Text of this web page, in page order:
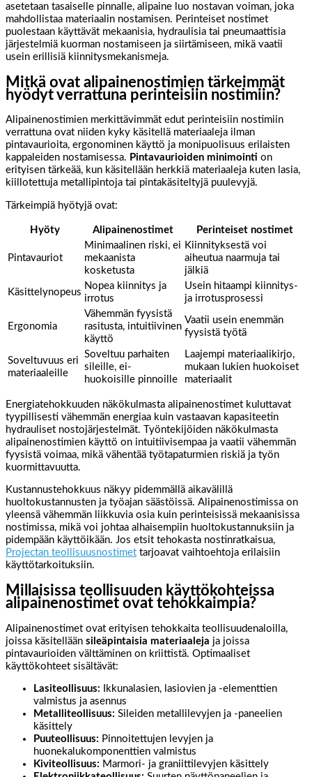
asetetaan tasaiselle pinnalle, alipaine luo nostavan voiman, joka
mahdollistaa materiaalin nostamisen. Perinteiset nostimet
puolestaan käyttävät mekaanisia, hydraulisia tai pneumaattisia
järjestelmiä kuorman nostamiseen ja siirtämiseen, mikä vaatii
usein erillisiä kiinnitysmekanismeja.
Mitkä ovat alipainenostimien tärkeimmät
hyödyt verrattuna perinteisiin nostimiin?
Alipainenostimien merkittävimmät edut perinteisiin nostimiin
verrattuna ovat niiden kyky käsitellä materiaaleja ilman
pintavaurioita, ergonominen käyttö ja monipuolisuus erilaisten
kappaleiden nostamisessa. Pintavaurioiden minimointi on
erityisen tärkeää, kun käsitellään herkkiä materiaaleja kuten lasia,
kiillotettuja metallipintoja tai pintakäsiteltyjä puulevyjä.
Tärkeimpiä hyötyjä ovat:
Hyöty Alipainenostimet Perinteiset nostimet
Pintavauriot
Minimaalinen riski, ei
mekaanista
kosketusta
Kiinnityksestä voi
aiheutua naarmuja tai
jälkiä
Käsittelynopeus
Nopea kiinnitys ja
irrotus
Usein hitaampi kiinnitys-
ja irrotusprosessi
Ergonomia
Vähemmän fyysistä
rasitusta, intuitiivinen
käyttö
Vaatii usein enemmän
fyysistä työtä
Soveltuvuus eri
materiaaleille
Soveltuu parhaiten
sileille, ei-
huokoisille pinnoille
Laajempi materiaalikirjo,
mukaan lukien huokoiset
materiaalit
Energiatehokkuuden näkökulmasta alipainenostimet kuluttavat
tyypillisesti vähemmän energiaa kuin vastaavan kapasiteetin
hydrauliset nostojärjestelmät. Työntekijöiden näkökulmasta
alipainenostimien käyttö on intuitiivisempaa ja vaatii vähemmän
fyysistä voimaa, mikä vähentää työtapaturmien riskiä ja työn
kuormittavuutta.
Kustannustehokkuus näkyy pidemmällä aikavälillä
huoltokustannusten ja työajan säästöissä. Alipainenostimissa on
yleensä vähemmän liikkuvia osia kuin perinteisissä mekaanisissa
nostimissa, mikä voi johtaa alhaisempiin huoltokustannuksiin ja
pidempään käyttöikään. Jos etsit tehokasta nostinratkaisua,
Projectan teollisuusnostimet tarjoavat vaihtoehtoja erilaisiin
käyttötarkoituksiin.
Millaisissa teollisuuden käyttökohteissa
alipainenostimet ovat tehokkaimpia?
Alipainenostimet ovat erityisen tehokkaita teollisuudenaloilla,
joissa käsitellään sileäpintaisia materiaaleja ja joissa
pintavaurioiden välttäminen on kriittistä. Optimaaliset
käyttökohteet sisältävät:
Lasiteollisuus: Ikkunalasien, lasiovien ja -elementtien
valmistus ja asennus
Metalliteollisuus: Sileiden metallilevyjen ja -paneelien
käsittely
Puuteollisuus: Pinnoitettujen levyjen ja
huonekalukomponenttien valmistus
Kiviteollisuus: Marmori- ja graniittilevyjen käsittely